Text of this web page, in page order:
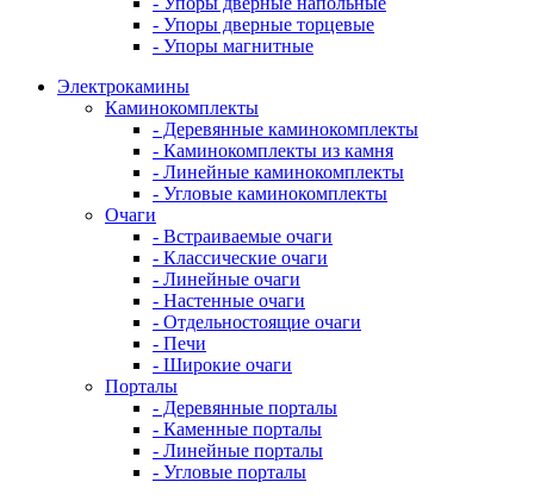
- Упоры дверные торцевые
- Упоры магнитные
Электрокамины
Каминокомплекты
- Деревянные каминокомплекты
- Каминокомплекты из камня
- Линейные каминокомплекты
- Угловые каминокомплекты
Очаги
- Встраиваемые очаги
- Классические очаги
- Линейные очаги
- Настенные очаги
- Отдельностоящие очаги
- Печи
- Широкие очаги
Порталы
- Деревянные порталы
- Каменные порталы
- Линейные порталы
- Угловые порталы